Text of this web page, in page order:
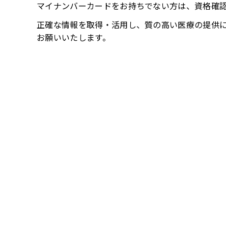
マイナンバーカードをお持ちでない方は、資格確
正確な情報を取得・活用し、質の高い医療の提供
お願いいたします。